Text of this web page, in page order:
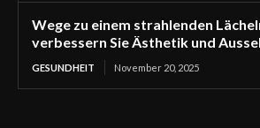
Wege zu einem strahlenden
verbessern Sie Ästhetik und
GESUNDHEIT November 20, 2025